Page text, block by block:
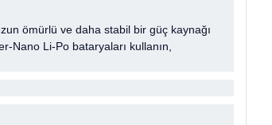
ömürlü ve daha stabil bir güç kaynağı
Li-Po bataryaları kullanın,